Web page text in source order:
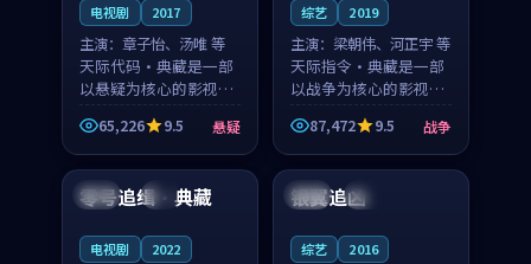
电视剧 2017
主演： 章子怡、汤唯 等
天际代码·典藏是一部
以悬疑为核心的影视作
品，围绕危机、反转与
人物成长展开，整体节
奏紧凑，值得推荐观
65,226 9.5 悬疑
综艺 2019
主演： 梁朝伟、河正宇 等
天际指令·典藏是一部
以战争为核心的影视作
品，围绕危机、反转与
人物成长展开，整体节
奏紧凑，值得推荐观
看。
87,472 9.5 战争
中国 4K
零号追缉·典藏
电视剧 2022
法国 院线
银翼追凶
综艺 2016